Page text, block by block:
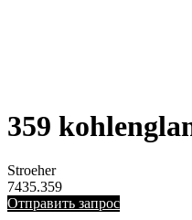
359
Stroeher
7435.359
Отправить запрос